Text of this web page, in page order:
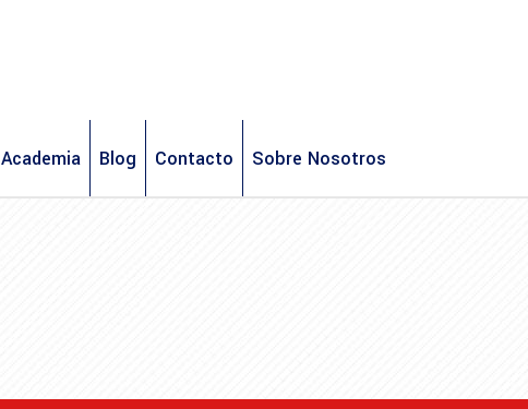
Academia Blog Contacto Sobre Nosotros